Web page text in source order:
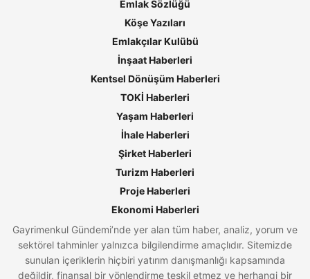
Emlak Sözlüğü
Köşe Yazıları
Emlakçılar Kulübü
İnşaat Haberleri
Kentsel Dönüşüm Haberleri
TOKİ Haberleri
Yaşam Haberleri
İhale Haberleri
Şirket Haberleri
Turizm Haberleri
Proje Haberleri
Ekonomi Haberleri
Gayrimenkul Gündemi’nde yer alan tüm haber, analiz, yorum ve
sektörel tahminler yalnızca bilgilendirme amaçlıdır. Sitemizde
sunulan içeriklerin hiçbiri yatırım danışmanlığı kapsamında
değildir, finansal bir yönlendirme teşkil etmez ve herhangi bir